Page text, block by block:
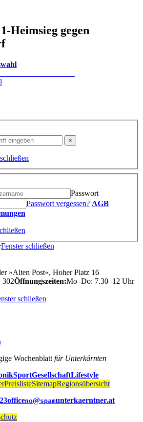
Heimsieg gegen
Passwort
Passwort vergessen? AGB
Fenster schließen
»Alten Post«, Hoher Platz 16
302Öffnungszeiten:Mo–Do: 7.30–12 Uhr
schließen
Wochenblatt für Unterkärnten
SportGesellschaftLifestyle
PreislisteSitemapRegionsübersicht
officeno@spamunterkaerntner.at